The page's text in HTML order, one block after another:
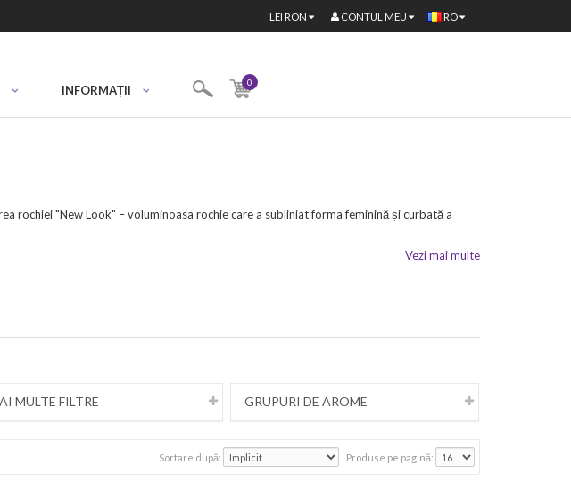
RO
LEI RON CONTUL MEU
INFORMAȚII
0
rochiei "New Look" – voluminoasa rochie care a subliniat forma feminină și curbată a
Vezi mai multe
MULTE FILTRE GRUPURI DE AROME
Sortare după: Produse pe pagină: